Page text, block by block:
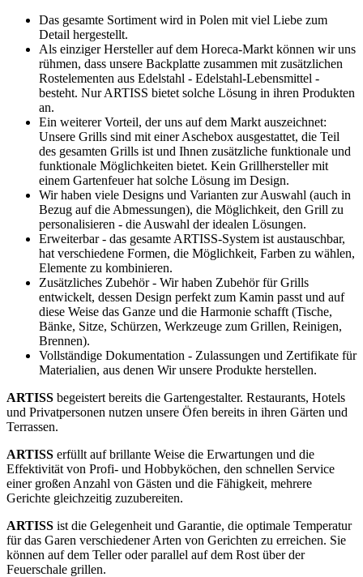
Das gesamte Sortiment wird in Polen mit viel Liebe zum
Detail hergestellt.
Als einziger Hersteller auf dem Horeca-Markt können wir uns
rühmen, dass unsere Backplatte zusammen mit zusätzlichen
Rostelementen aus Edelstahl - Edelstahl-Lebensmittel -
besteht. Nur ARTISS bietet solche Lösung in ihren Produkten
an.
Ein weiterer Vorteil, der uns auf dem Markt auszeichnet:
Unsere Grills sind mit einer Aschebox ausgestattet, die Teil
des gesamten Grills ist und Ihnen zusätzliche funktionale und
funktionale Möglichkeiten bietet. Kein Grillhersteller mit
einem Gartenfeuer hat solche Lösung im Design.
Wir haben viele Designs und Varianten zur Auswahl (auch in
Bezug auf die Abmessungen), die Möglichkeit, den Grill zu
personalisieren - die Auswahl der idealen Lösungen.
Erweiterbar - das gesamte ARTISS-System ist austauschbar,
hat verschiedene Formen, die Möglichkeit, Farben zu wählen,
Elemente zu kombinieren.
Zusätzliches Zubehör - Wir haben Zubehör für Grills
entwickelt, dessen Design perfekt zum Kamin passt und auf
diese Weise das Ganze und die Harmonie schafft (Tische,
Bänke, Sitze, Schürzen, Werkzeuge zum Grillen, Reinigen,
Brennen).
Vollständige Dokumentation - Zulassungen und Zertifikate für
Materialien, aus denen Wir unsere Produkte herstellen.
ARTISS begeistert bereits die Gartengestalter. Restaurants, Hotels
und Privatpersonen nutzen unsere Öfen bereits in ihren Gärten und
Terrassen.
ARTISS erfüllt auf brillante Weise die Erwartungen und die
Effektivität von Profi- und Hobbyköchen, den schnellen Service
einer großen Anzahl von Gästen und die Fähigkeit, mehrere
Gerichte gleichzeitig zuzubereiten.
ARTISS ist die Gelegenheit und Garantie, die optimale Temperatur
für das Garen verschiedener Arten von Gerichten zu erreichen. Sie
können auf dem Teller oder parallel auf dem Rost über der
Feuerschale grillen.